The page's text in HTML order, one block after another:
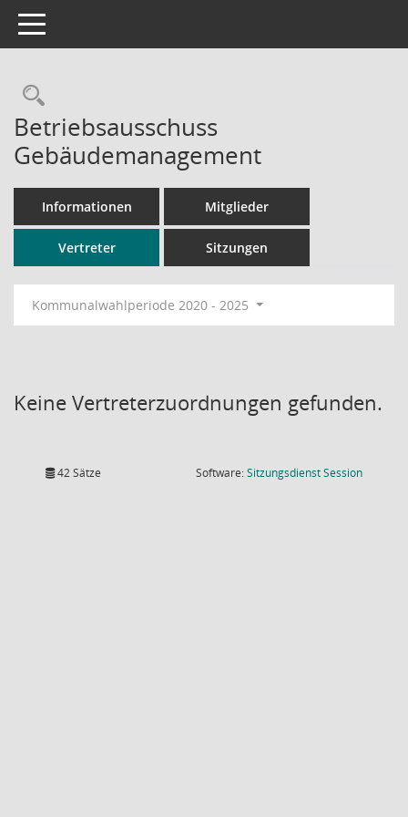
Toggle navigation
Rechercheauswahl
Betriebsausschuss
Gebäudemanagement
Informationen Mitglieder
Vertreter Sitzungen
Kommunalwahlperiode 2020 - 2025
Keine Vertreterzuordnungen gefunden.
42 Sätze Software:SitzungsdienstSession(Wird in